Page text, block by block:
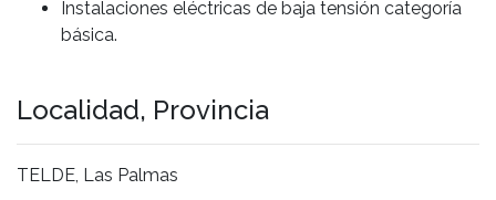
Instalaciones eléctricas de baja tensión categoría
básica.
Localidad, Provincia
TELDE, Las Palmas